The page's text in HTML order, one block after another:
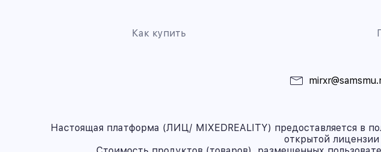
Как купить
Настоящая платформа (ЛИЦ/ MIXEDREALITY) предоставляется в
открытой